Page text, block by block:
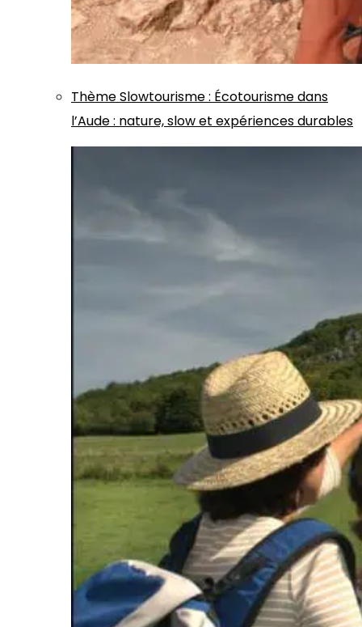
ThèmeSlowtourisme: Écotourisme dans
l’Aude : nature, slow et expériences durables